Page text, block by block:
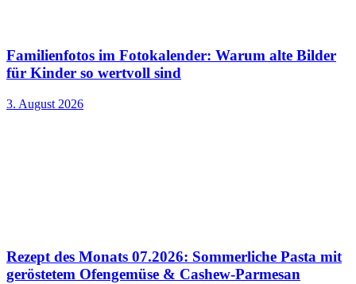
Familienfotos im Fotokalender: Warum alte Bilder
für Kinder so wertvoll sind
3. August 2026
Rezept des Monats 07.2026: Sommerliche Pasta mit
geröstetem Ofengemüse & Cashew-Parmesan